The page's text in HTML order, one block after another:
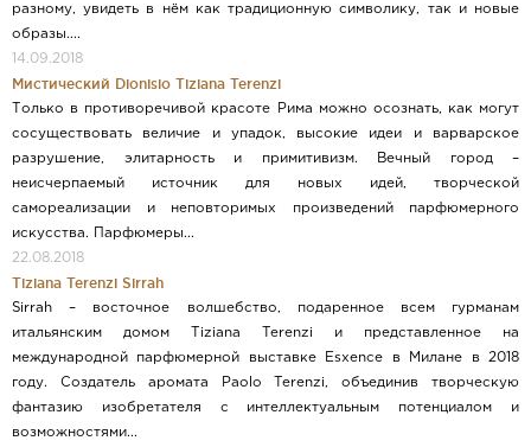
разному, увидеть в нём как традиционную символику, так и новые
образы....
14.09.2018
Мистический Dionisio Tiziana Terenzi
Только в противоречивой красоте Рима можно осознать, как могут
сосуществовать величие и упадок, высокие идеи и варварское
разрушение, элитарность и примитивизм. Вечный город –
неисчерпаемый источник для новых идей, творческой
самореализации и неповторимых произведений парфюмерного
искусства. Парфюмеры...
22.08.2018
Tiziana Terenzi Sirrah
Sirrah – восточное волшебство, подаренное всем гурманам
итальянским домом Tiziana Terenzi и представленное на
международной парфюмерной выставке Esxence в Милане в 2018
году. Создатель аромата Paolo Terenzi, объединив творческую
фантазию изобретателя с интеллектуальным потенциалом и
возможностями...